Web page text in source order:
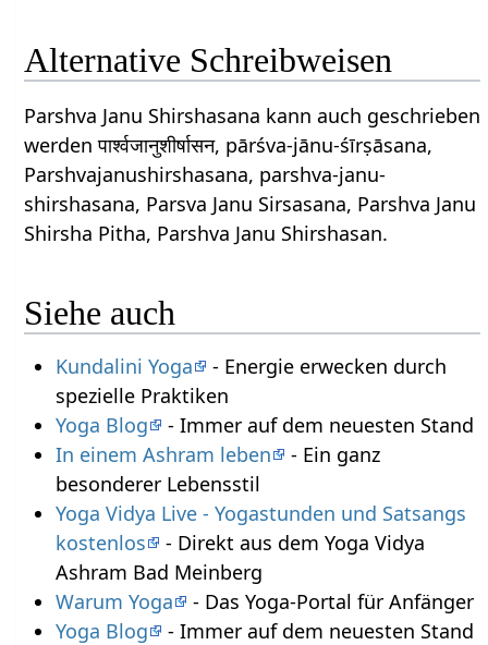
Alternative Schreibweisen
Parshva Janu Shirshasana kann auch geschrieben
werden पार्श्वजानुशीर्षासन, pārśva-jānu-śīrṣāsana,
Parshvajanushirshasana, parshva-janu-
shirshasana, Parsva Janu Sirsasana, Parshva Janu
Shirsha Pitha, Parshva Janu Shirshasan.
Siehe auch
Kundalini Yoga
- Energie erwecken durch
spezielle Praktiken
Yoga Blog
- Immer auf dem neuesten Stand
In einem Ashram leben
- Ein ganz
besonderer Lebensstil
Yoga Vidya Live - Yogastunden und Satsangs
kostenlos
- Direkt aus dem Yoga Vidya
Ashram Bad Meinberg
Warum Yoga
- Das Yoga-Portal für Anfänger
Yoga Blog
- Immer auf dem neuesten Stand